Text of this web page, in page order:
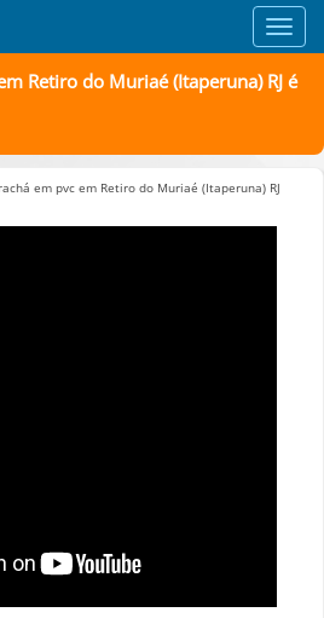
Retiro do Muriaé (Itaperuna) RJ é
em pvc em Retiro do Muriaé (Itaperuna) RJ